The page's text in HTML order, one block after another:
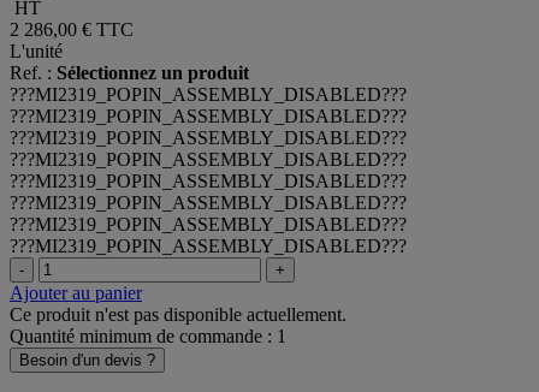
HT
2 286,00 € TTC
L'unité
Ref. : Sélectionnez un produit
???MI2319_POPIN_ASSEMBLY_DISABLED???
???MI2319_POPIN_ASSEMBLY_DISABLED???
???MI2319_POPIN_ASSEMBLY_DISABLED???
???MI2319_POPIN_ASSEMBLY_DISABLED???
???MI2319_POPIN_ASSEMBLY_DISABLED???
???MI2319_POPIN_ASSEMBLY_DISABLED???
???MI2319_POPIN_ASSEMBLY_DISABLED???
???MI2319_POPIN_ASSEMBLY_DISABLED???
- +
Ajouter au panier
Ce produit n'est pas disponible actuellement.
Quantité minimum de commande : 1
Besoin d'un devis ?